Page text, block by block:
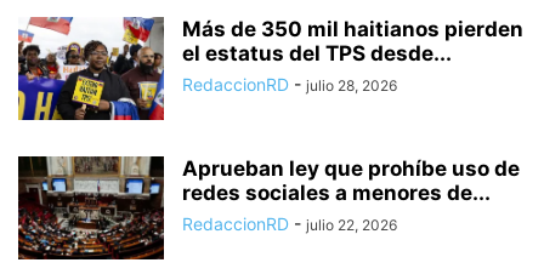
Más de 350 mil haitianos pierden
el estatus del TPS desde...
RedaccionRD - julio 28, 2026
Aprueban ley que prohíbe uso de
redes sociales a menores de...
RedaccionRD - julio 22, 2026